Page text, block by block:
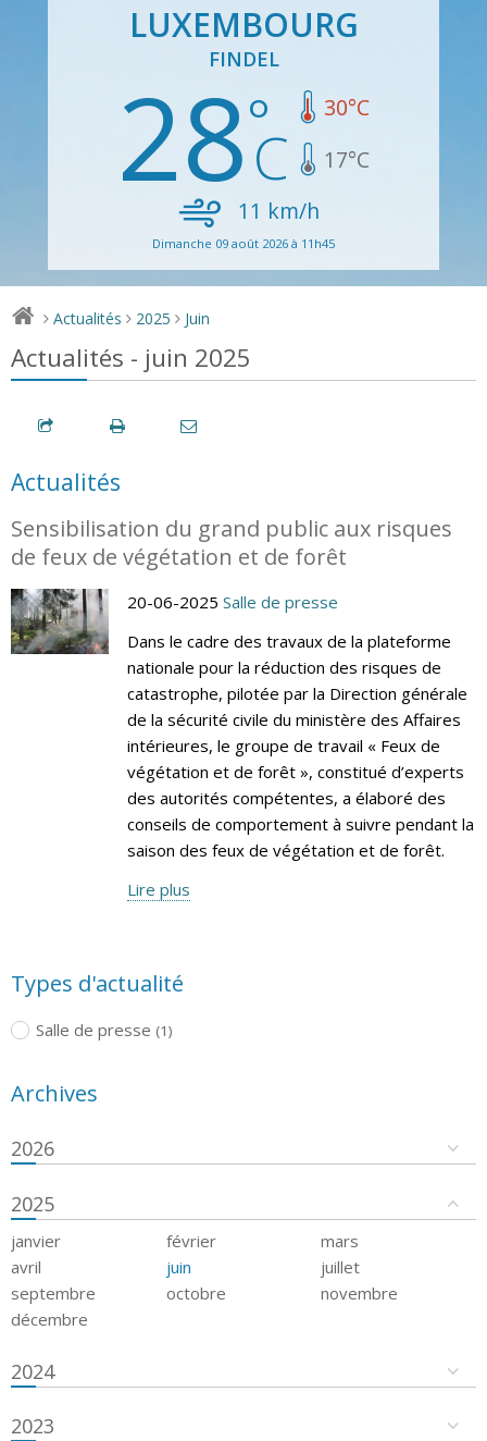
LUXEMBOURG
FINDEL
28 30°C
17°C
11 km/h
Dimanche 09 août 2026 à 11h45
> Actualités > 2025 > Juin
Actualités - juin 2025
Actualités
Sensibilisation du grand public aux risques
de feux de végétation et de forêt
20-06-2025 Salle de presse
Dans le cadre des travaux de la plateforme
nationale pour la réduction des risques de
catastrophe, pilotée par la Direction générale
de la sécurité civile du ministère des Affaires
intérieures, le groupe de travail « Feux de
végétation et de forêt », constitué d’experts
des autorités compétentes, a élaboré des
conseils de comportement à suivre pendant la
saison des feux de végétation et de forêt.
Lire plus
Types d'actualité
Salle de presse (1)
Archives
2026
2025
janvier février
mars
avril
juin
juillet
septembre
octobre
novembre
décembre
2024
2023